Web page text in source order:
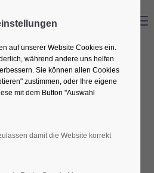
Dentallabor -
gute Arbeit!
auf unserer Website Cookies ein.
während andere uns helfen
Sie können allen Cookies
zustimmen, oder Ihre eigene
mit dem Button "Auswahl
damit die Website korrekt